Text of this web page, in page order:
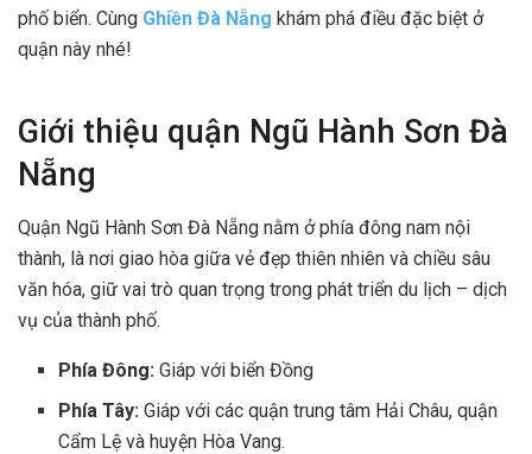
phố biển. Cùng Ghiền Đà Nẵng khám phá điều đặc biệt ở
quận này nhé!
Giới thiệu quận Ngũ Hành Sơn Đà
Nẵng
Quận Ngũ Hành Sơn Đà Nẵng nằm ở phía đông nam nội
thành, là nơi giao hòa giữa vẻ đẹp thiên nhiên và chiều sâu
văn hóa, giữ vai trò quan trọng trong phát triển du lịch – dịch
vụ của thành phố.
Phía Đông: Giáp với biển Đồng
Phía Tây:Giáp với các quận trung tâm Hải Châu, quận
Cẩm Lệ và huyện Hòa Vang.